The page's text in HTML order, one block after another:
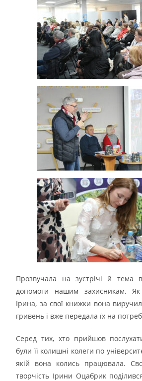
Прозвучала на зустрічі й тема
допомоги нашим захисникам. Як
Ірина, за свої книжки вона
гривень і вже передала їх на
Серед тих, хто прийшов
були її колишні колеги по
якій вона колись працювала.
творчість Ірини Оцабрик